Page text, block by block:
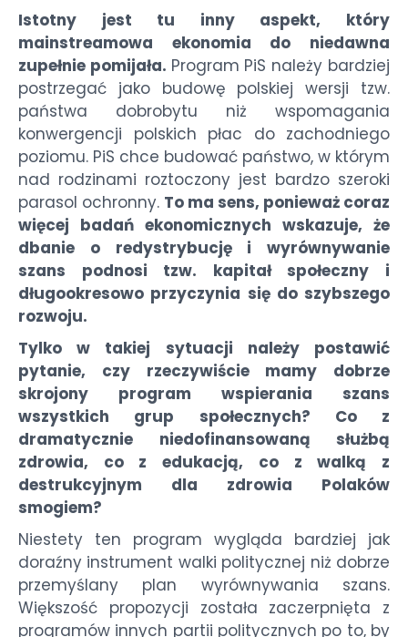
Istotny jest tu inny aspekt, który
mainstreamowa ekonomia do niedawna
zupełnie pomijała. Program PiS należy bardziej
postrzegać jako budowę polskiej wersji tzw.
państwa dobrobytu niż wspomagania
konwergencji polskich płac do zachodniego
poziomu. PiS chce budować państwo, w którym
nad rodzinami roztoczony jest bardzo szeroki
parasol ochronny. To ma sens, ponieważ coraz
więcej badań ekonomicznych wskazuje, że
dbanie o redystrybucję i wyrównywanie
szans podnosi tzw. kapitał społeczny i
długookresowo przyczynia się do szybszego
rozwoju.
Tylko w takiej sytuacji należy postawić
pytanie, czy rzeczywiście mamy dobrze
skrojony program wspierania szans
wszystkich grup społecznych? Co z
dramatycznie niedofinansowaną służbą
zdrowia, co z edukacją, co z walką z
destrukcyjnym dla zdrowia Polaków
smogiem?
Niestety ten program wygląda bardziej jak
doraźny instrument walki politycznej niż dobrze
przemyślany plan wyrównywania szans.
Większość propozycji została zaczerpnięta z
programów innych partii politycznych po to, by